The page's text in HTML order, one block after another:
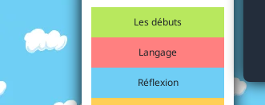
Les débuts
Langage
Réflexion